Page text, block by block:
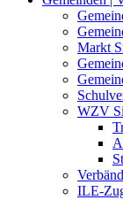
Markt
WZV
ILE-